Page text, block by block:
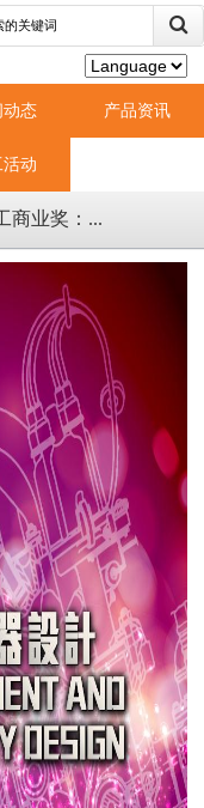
动态 产品资讯
活动
商业奖：...